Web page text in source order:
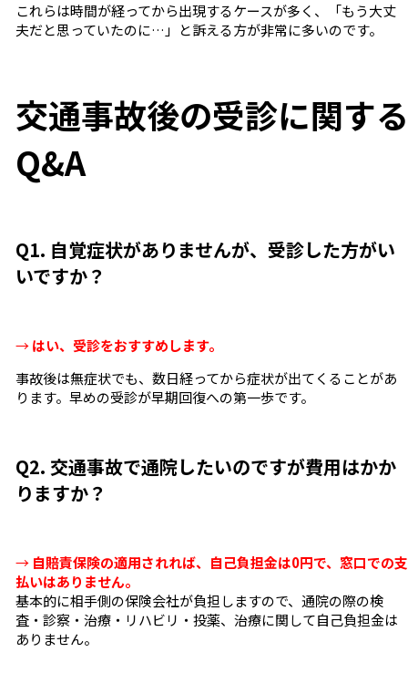
これらは時間が経ってから出現するケースが多く、「もう大丈
夫だと思っていたのに…」と訴える方が非常に多いのです。
交通事故後の受診に関する
Q&A
Q1. 自覚症状がありませんが、受診した方がい
いですか？
→はい、受診をおすすめします。
事故後は無症状でも、数日経ってから症状が出てくることがあ
ります。早めの受診が早期回復への第一歩です。
Q2. 交通事故で通院したいのですが費用はかか
りますか？
→ 自賠責保険の適用されれば、自己負担金は0円で、窓口での支
払いはありません。
基本的に相手側の保険会社が負担しますので、通院の際の検
査・診察・治療・リハビリ・投薬、治療に関して自己負担金は
ありません。